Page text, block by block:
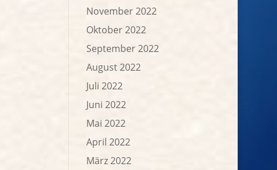
November 2022
Oktober 2022
September 2022
August 2022
Juli 2022
Juni 2022
Mai 2022
April 2022
März 2022